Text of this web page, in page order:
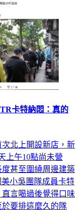
卡特納悶：真的
北上開設新店，新
上午10點尚未營
甚至圍繞周邊建築
小吳團隊成員卡特
言喝過後覺得口味
要排這麼久的隊